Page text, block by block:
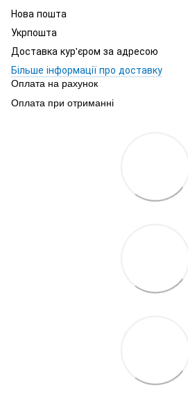
Нова пошта
Укрпошта
Доставка кур'єром за адресою
Більше інформації про доставку
Оплата на рахунок
Оплата при отриманні